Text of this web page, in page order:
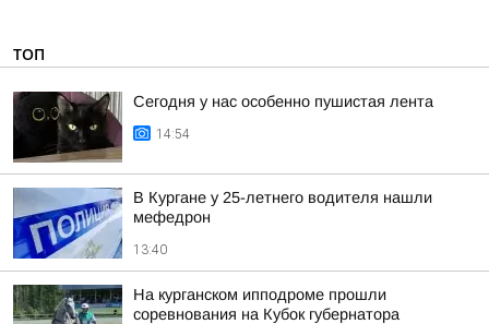
ТОП
Сегодня у нас особенно пушистая лента
14:54
В Кургане у 25-летнего водителя нашли
мефедрон
13:40
На курганском ипподроме прошли
соревнования на Кубок губернатора